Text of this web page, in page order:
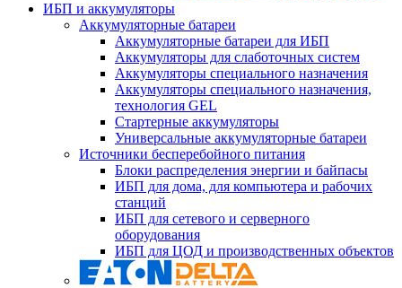
ИБП и аккумуляторы
Аккумуляторные батареи
Аккумуляторные батареи для ИБП
Аккумуляторы для слаботочных систем
Аккумуляторы специального назначения
Аккумуляторы специального назначения,
технология GEL
Стартерные аккумуляторы
Универсальные аккумуляторные батареи
Источники бесперебойного питания
Блоки распределения энергии и байпасы
ИБП для дома, для компьютера и рабочих
станций
ИБП для сетевого и серверного
оборудования
ИБП для ЦОД и производственных объектов